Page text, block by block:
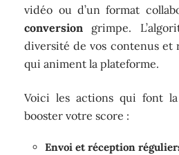
vidéo ou d’un format
conversion grimpe.
diversité de vos contenus et
qui animent la plateforme.
Voici les actions qui font
booster votre score :
Envoi et réception